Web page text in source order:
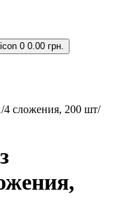
0 0.00 грн.
4 сложения, 200 шт/